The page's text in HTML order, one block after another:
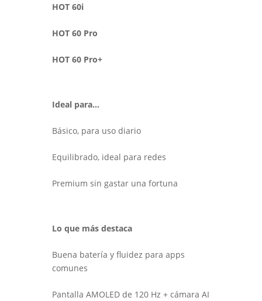
HOT 60i
HOT 60 Pro
HOT 60 Pro+
Ideal para…
Básico, para uso diario
Equilibrado, ideal para redes
Premium sin gastar una fortuna
Lo que más destaca
Buena batería y fluidez para apps
comunes
Pantalla AMOLED de 120 Hz + cámara AI